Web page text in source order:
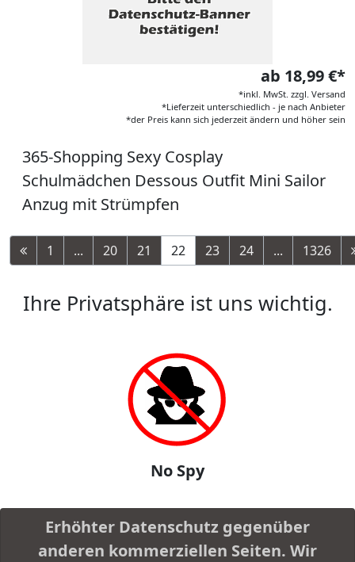
ab 18,99 €*
*inkl. MwSt. zzgl. Versand
*Lieferzeit unterschiedlich - je nach Anbieter
*der Preis kann sich jederzeit ändern und höher sein
365-Shopping Sexy Cosplay
Schulmädchen Dessous Outfit Mini Sailor
Anzug mit Strümpfen
1 ... 20 21 22 23 24 ... 1326
Ihre Privatsphäre ist uns wichtig.
No Spy
Erhöhter Datenschutz gegenüber
anderen kommerziellen Seiten. Wir